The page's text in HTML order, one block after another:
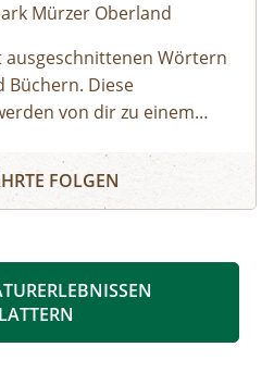
Mürzer Oberland
Wörtern
Büchern. Diese
von dir zu einem
oder
bis eine für dich
Materealien
FOLGEN